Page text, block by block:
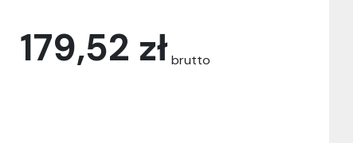
179,52 zł brutto